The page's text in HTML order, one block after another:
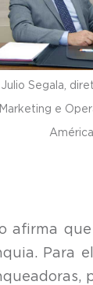
Julio Segala,
Marketing e
afirma
Para